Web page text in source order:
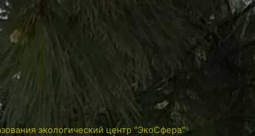
экологический центр "ЭкоСфера"